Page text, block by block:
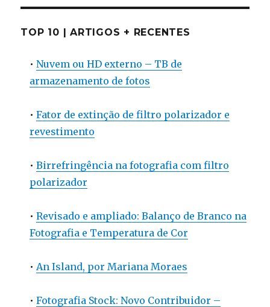
TOP 10 | ARTIGOS + RECENTES
•Nuvem ou HD externo – TB de
armazenamento de fotos
•Fator de extinção de filtro polarizador e
revestimento
•Birrefringência na fotografia com filtro
polarizador
•Revisado e ampliado: Balanço de Branco na
Fotografia e Temperatura de Cor
•An Island, por Mariana Moraes
•Fotografia Stock: Novo Contribuidor –